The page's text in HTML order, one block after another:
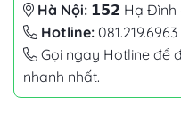
Hà Nội: 𝟭𝟱𝟮 Hạ Đình
Hotline: 081.219.6963
Gọi ngay Hotline để
nhanh nhất.